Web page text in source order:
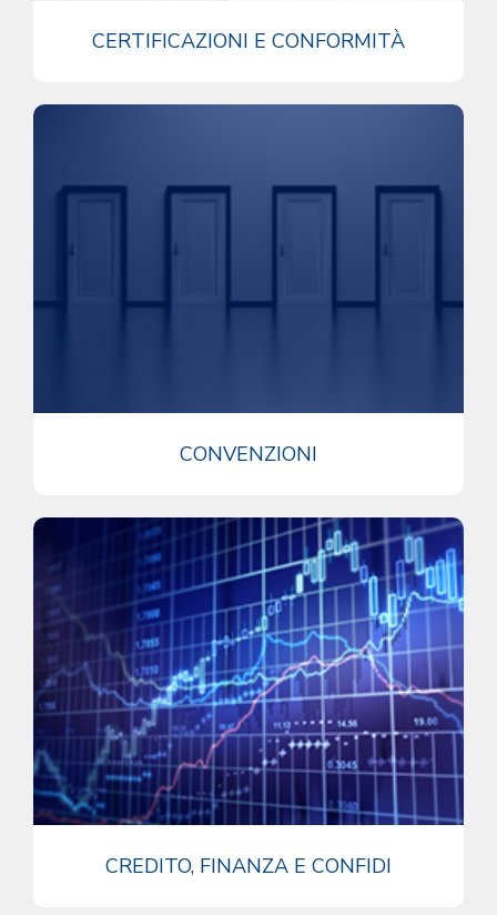
CERTIFICAZIONI E CONFORMITÀ
CONVENZIONI
CREDITO, FINANZA E CONFIDI